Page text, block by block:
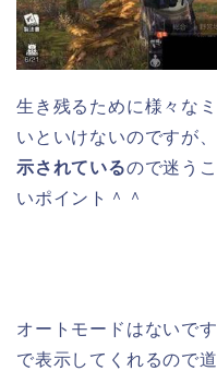
生き残るために様々な
いといけないのですが、
示されているので迷う
いポイント＾＾
オートモードはないで
で表示してくれるので